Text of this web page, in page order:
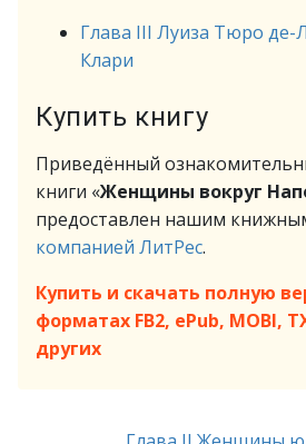
Глава III Луиза Тюро де-
Клари
Купить книгу
Приведённый
книги «Женщины вокруг
предоставлен нашим
компанией ЛитРес.
Купить и скачать полную
форматах FB2, ePub, MOBI,
других